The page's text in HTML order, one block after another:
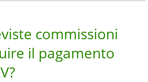
commissioni
il pagamento